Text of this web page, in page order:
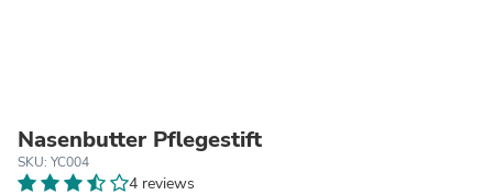
Nasenbutter Pflegestift
SKU: YC004
4 reviews